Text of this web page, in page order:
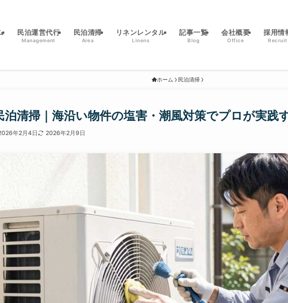
民泊運営代行
Management
民泊清掃
Area
リネンレンタル
Linens
記事一覧
Blog
会社概要
Office
採用情
Recruit
ホーム 民泊清掃
泊清掃｜海沿い物件の塩害・潮風対策でプロが実践
年2月4日 2026年2月9日